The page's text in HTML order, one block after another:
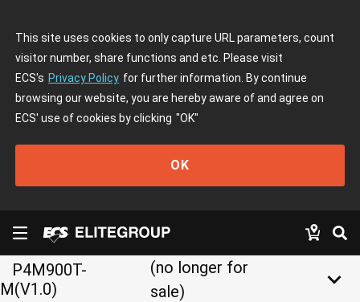
This site uses cookies to only capture URL parameters, count
visitor number, share functions and etc. Please visit
ECS's Privacy Policy for further information. By continue
browsing our website, you are hereby aware of and agree on
ECS' use of cookies by clicking "OK"
OK
P4M900T-
M(V1.0)
(no longer for
sale)
keyboard_arrow_down